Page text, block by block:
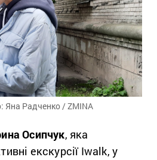
Яна Радченко / ZMINA
Осипчук, яка
екскурсії Iwalk, у